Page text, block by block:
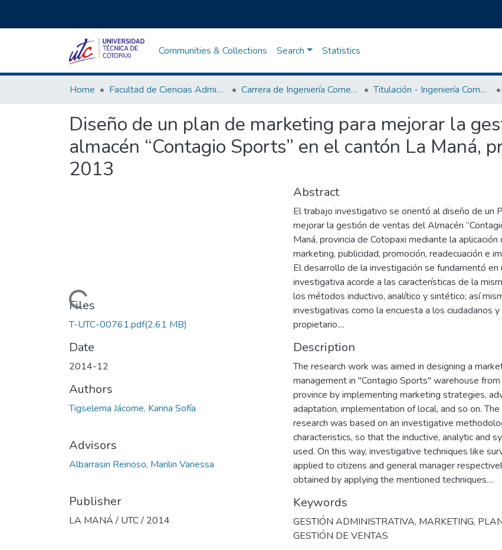
Communities & Collections Search Statistics
Home Facultad de Ciencias Administrativas y Humanísticas Carrera de Ingeniería Comercial Titulación - Ingeniería Comercial
Diseño de un plan de marketing para mejorar la
almacén “Contagio Sports” en el cantón La Maná,
2013
Loading...
Files
T-UTC-00761.pdf(2.61 MB)
Date
2014-12
Authors
Tigselema Jácome, Karina Sofía
Advisors
Albarrasin Reinoso, Marilin Vanessa
Publisher
LA MANÁ / UTC / 2014
Abstract
El trabajo investigativo se orientó al diseño de un
mejorar la gestión de ventas del Almacén
Maná, provincia de Cotopaxi mediante la
marketing, publicidad, promoción, readecuación e
El desarrollo de la investigación se fundamentó
investigativa acorde a las características de la
los métodos inductivo, analítico y sintético; así
investigativas como la encuesta a los ciudadanos
propietario....
Description
The research work was aimed in designing a
management in "Contagio Sports" warehouse
province by implementing marketing strategies,
adaptation, implementation of local, and so on.
research was based on an investigative
characteristics, so that the inductive, analytic and
used. On this way, investigative techniques like
applied to citizens and general manager
obtained by applying the mentioned techniques....
Keywords
GESTIÓN ADMINISTRATIVA, MARKETING,
GESTIÓN DE VENTAS